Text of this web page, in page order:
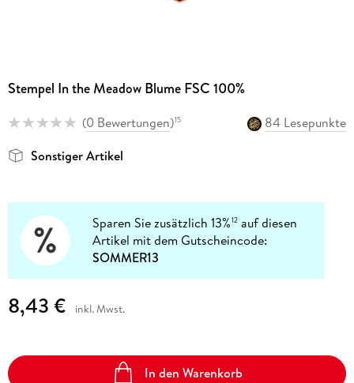
Stempel In the Meadow Blume FSC 100%
(0 Bewertungen)15
84 Lesepunkte
Sonstiger Artikel
Sparen Sie zusätzlich 13%12 auf diesen
Artikel mit dem Gutscheincode:
SOMMER13
8,43 € inkl. Mwst.
In den Warenkorb